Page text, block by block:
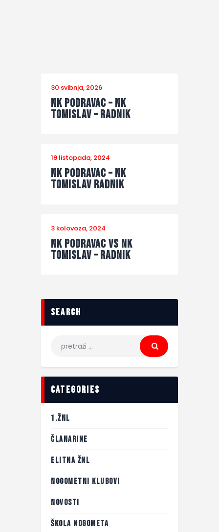
30 svibnja, 2026
NK Podravac – NK
Tomislav – Radnik
19 listopada, 2024
NK Podravac – NK
Tomislav Radnik
3 kolovoza, 2024
NK Podravac vs NK
Tomislav – Radnik
search
categories
1.ŽNL
ČLANARINE
ELITNA ŽNL
NOGOMETNI KLUBOVI
NOVOSTI
ŠKOLA NOGOMETA